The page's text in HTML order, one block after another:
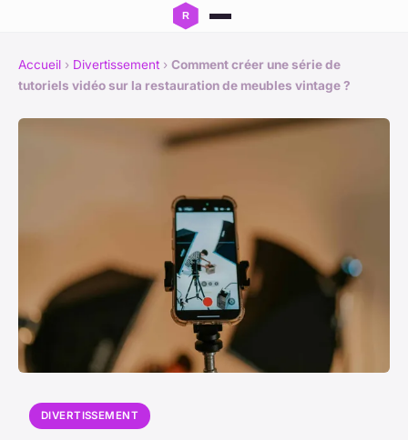
Accueil › Divertissement › Comment créer une série de
tutoriels vidéo sur la restauration de meubles vintage ?
DIVERTISSEMENT